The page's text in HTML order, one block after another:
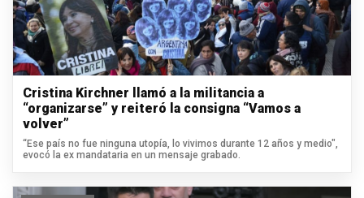
Cristina Kirchner llamó a la militancia a
“organizarse” y reiteró la consigna “Vamos a
volver”
“Ese país no fue ninguna utopía, lo vivimos durante 12 años y medio",
evocó la ex mandataria en un mensaje grabado.